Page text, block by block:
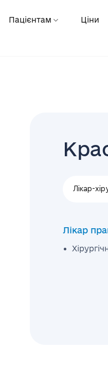
Пацієнтам Ціни
Лікар-
Лікар